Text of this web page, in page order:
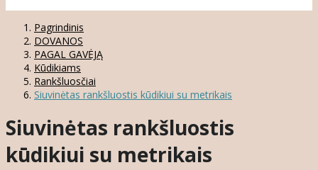
Pagrindinis
DOVANOS
PAGAL GAVĖJĄ
Kūdikiams
Rankšluosčiai
Siuvinėtas rankšluostis kūdikiui su metrikais
Siuvinėtas rankšluostis
kūdikiui su metrikais